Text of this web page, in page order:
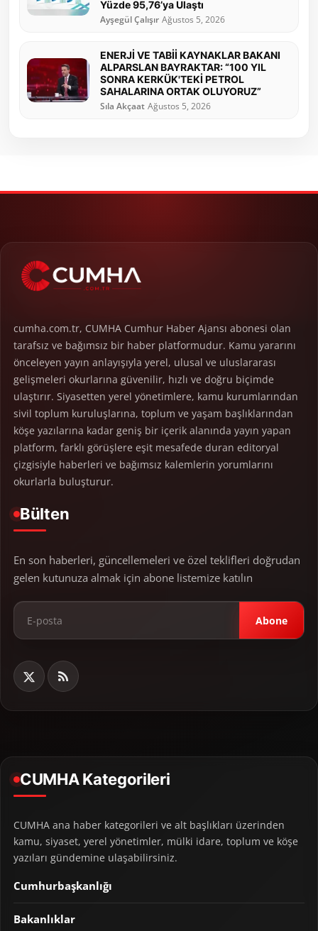
Yüzde 95,76’ya Ulaştı
Ayşegül Çalışır Ağustos 5, 2026
ENERJİ VE TABİİ KAYNAKLAR BAKANI
ALPARSLAN BAYRAKTAR: “100 YIL
SONRA KERKÜK'TEKİ PETROL
SAHALARINA ORTAK OLUYORUZ”
Sıla Akçaat Ağustos 5, 2026
cumha.com.tr, CUMHA Cumhur Haber Ajansı abonesi olan
tarafsız ve bağımsız bir haber platformudur. Kamu yararını
önceleyen yayın anlayışıyla yerel, ulusal ve uluslararası
gelişmeleri okurlarına güvenilir, hızlı ve doğru biçimde
ulaştırır. Siyasetten yerel yönetimlere, kamu kurumlarından
sivil toplum kuruluşlarına, toplum ve yaşam başlıklarından
köşe yazılarına kadar geniş bir içerik alanında yayın yapan
platform, farklı görüşlere eşit mesafede duran editoryal
çizgisiyle haberleri ve bağımsız kalemlerin yorumlarını
okurlarla buluşturur.
Bülten
En son haberleri, güncellemeleri ve özel teklifleri doğrudan
gelen kutunuza almak için abone listemize katılın
Abone
CUMHA Kategorileri
CUMHA ana haber kategorileri ve alt başlıkları üzerinden
kamu, siyaset, yerel yönetimler, mülki idare, toplum ve köşe
yazıları gündemine ulaşabilirsiniz.
Cumhurbaşkanlığı
Bakanlıklar